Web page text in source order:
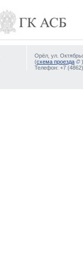
Орёл, ул.
(схема проезда
)
Телефон: +7